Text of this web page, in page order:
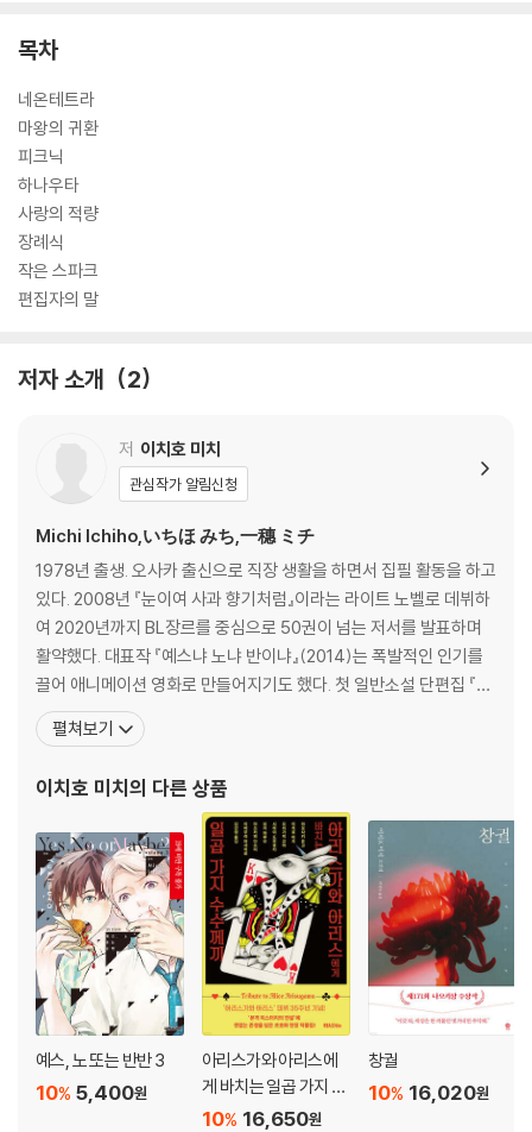
목차
네온테트라
마왕의 귀환
피크닉
하나우타
사랑의 적량
장례식
작은 스파크
편집자의 말
저자 소개 2
저 이치호 미치
관심작가 알림신청
Michi Ichiho,いちほ みち,一穗 ミチ
1978년 출생. 오사카 출신으로 직장 생활을 하면서 집필 활동을 하고
있다. 2008년 『눈이여 사과 향기처럼』이라는 라이트 노벨로 데뷔하
여 2020년까지 BL장르를 중심으로 50권이 넘는 저서를 발표하며
활약했다. 대표작 『예스냐 노냐 반이냐』(2014)는 폭발적인 인기를
끌어 애니메이션 영화로 만들어지기도 했다. 첫 일반소설 단편집 『스
몰 월즈』(2021)는 제165회 나오키상, 2022년 서점대상 후보에 올
랐으며 제9회 시즈오카 서점대상과 제43회 요시카와 에이지 문학
또한 제168회
펼쳐보기
이치호 미치 의 다른 상품
예스, 노 또는 반반 3
5,400원
10%
아리스가와 아리스에
게 바치는 일곱 가지 수
수께끼16,650원
10%
창궐
16,020원
10%